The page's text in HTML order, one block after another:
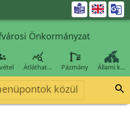

Önkormányzat

Átláthat… Pázmány Állami k…
közül 